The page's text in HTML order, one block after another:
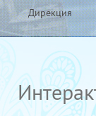
Дирекция